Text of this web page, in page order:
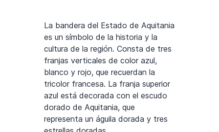
La bandera del Estado de Aquitania
es un símbolo de la historia y la
cultura de la región. Consta de tres
franjas verticales de color azul,
blanco y rojo, que recuerdan la
tricolor francesa. La franja superior
azul está decorada con el escudo
dorado de Aquitania, que
representa un águila dorada y tres